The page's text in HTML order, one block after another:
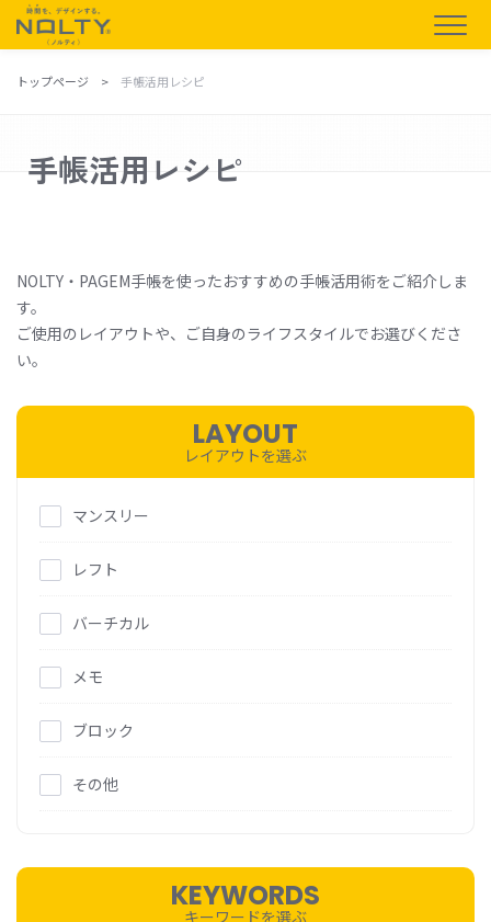
トップページ 手帳活用レシピ
手帳活用レシピ
NOLTY・PAGEM手帳を使ったおすすめの手帳活用術をご紹介しま
す。
ご使用のレイアウトや、ご自身のライフスタイルでお選びくださ
い。
LAYOUT
レイアウトを選ぶ
マンスリー
レフト
バーチカル
メモ
ブロック
その他
KEYWORDS
キーワードを選ぶ